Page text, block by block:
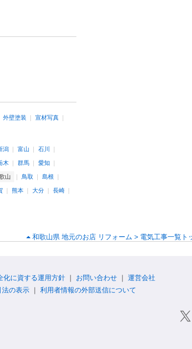
外壁塗装
宣材写真
潟 富山
石川
木 群馬
愛知
山 鳥取
島根
熊本 大分
長崎
和歌山県 地元のお店 リフォーム > 電気工事一覧ト
化に資する運用方針 お問い合わせ
運営会社
法の表示 利用者情報の外部送信について